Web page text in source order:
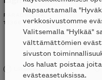
PARACHILNA
1336
Liikkeessä
Napsauttamalla
verkkosivustomme
Valitsemalla "Hylkää"
välttämättömien
sivuston
Jos haluat poistaa
evästeasetuksissa.